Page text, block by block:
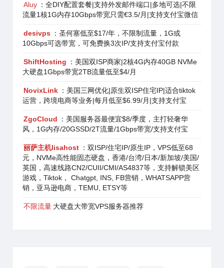
Aluy ：全DIY配置套餐|支持外发邮件端口|多地可选|不限
流量1核1G内存10Gbps带宽只需€3.5/月|支持支付宝微信
desivps
：圣何塞低至$17/年，不限制流量，1G或
10Gbps可选带宽，可免费换3次IP/支持支付宝付款
ShiftHosting
：美国双ISP商家|2核4G内存40GB NVMe
大硬盘1Gbps带宽2TB流量低至$4/月
NovixLink ：美国三网优化|原生双ISP住宅IP|适合tiktok
运营，跨境电商等业务|每月低至$6.99/月|支持支付宝
ZgoCloud
：美国服务器最便宜$8/季度，主打轻奢华
风，1G内存/20GSSD/2T流量/1Gbps带宽/支持支付宝
丽萨主机lisahost ：双ISP/住宅IP/原生IP，VPS低至68
元，NVMe高性能固态硬盘，香港/台湾/日本/新加坡/美国/
英国，高速线路CN2/CUII/CMI/AS4837等，支持解锁美区
游戏，Tiktok， Chatgpt, INS, FB营销，WHATSAPP营
销，亚马逊电商，TEMU, ETSY等
不限流量 大硬盘大带宽VPS服务器推荐